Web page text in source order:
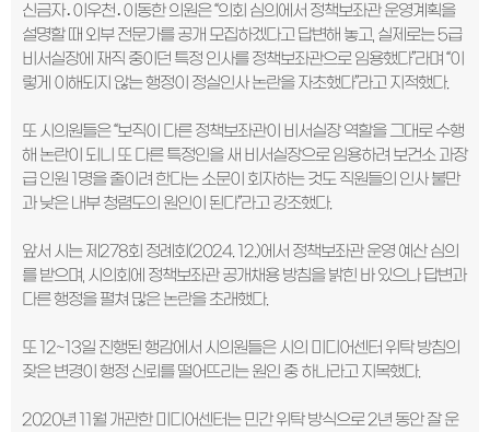
신금자․이우천․이동한 의원은 “의회 심의에서 정책보좌관 운영계획을
설명할 때 외부 전문가를 공개 모집하겠다고 답변해 놓고, 실제로는 5급
비서실장에 재직 중이던 특정 인사를 정책보좌관으로 임용했다”라며 “이
렇게 이해되지 않는 행정이 정실인사 논란을 자초했다”라고 지적했다.
또 시의원들은 “보직이 다른 정책보좌관이 비서실장 역할을 그대로 수행
해 논란이 되니 또 다른 특정인을 새 비서실장으로 임용하려 보건소 과장
급 인원 1명을 줄이려 한다는 소문이 회자하는 것도 직원들의 인사 불만
과 낮은 내부 청렴도의 원인이 된다”라고 강조했다.
앞서 시는 제278회 정례회(2024. 12.)에서 정책보좌관 운영 예산 심의
를 받으며, 시의회에 정책보좌관 공개채용 방침을 밝힌 바 있으나 답변과
다른 행정을 펼쳐 많은 논란을 초래했다.
또 12~13일 진행된 행감에서 시의원들은 시의 미디어센터 위탁 방침의
잦은 변경이 행정 신뢰를 떨어뜨리는 원인 중 하나라고 지목했다.
2020년 11월 개관한 미디어센터는 민간 위탁 방식으로 2년 동안 잘 운